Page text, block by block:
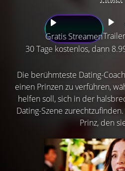
Gratis StreamenTrailer
30 Tage kostenlos, dann
Die berühmteste Dating-
einen Prinzen zu verführen,
helfen soll, sich in der
Dating-Szene
Prinz, den